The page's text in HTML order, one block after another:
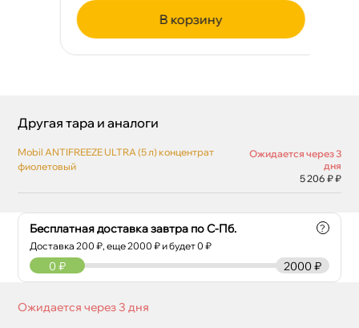
корзину
Бесплатная доставка завтра по С-Пб.
Доставка200 ₽, еще2000 ₽ и будет 0 ₽
?
2000 ₽
0 ₽
Ожидается через 3 дня
Другая тара и аналоги
Mobil ANTIFREEZE ULTRA (5 л) концентрат
фиолетовый
Ожидается через 3
дня
5 206 ₽ ₽